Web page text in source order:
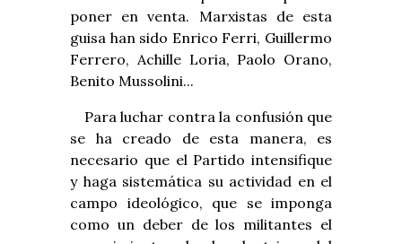
poner en venta. Marxistas de esta
guisa han sido Enrico Ferri, Guillermo
Ferrero, Achille Loria, Paolo Orano,
Benito Mussolini...
Para luchar contra la confusión que
se ha creado de esta manera, es
necesario que el Partido intensifique
y haga sistemática su actividad en el
campo ideológico, que se imponga
como un deber de los militantes el